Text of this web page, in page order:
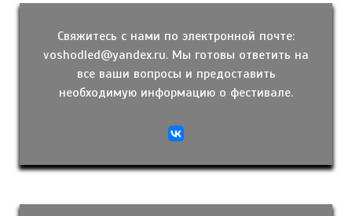
Свяжитесь с нами по электронной почте:
voshodled@yandex.ru. Мы готовы ответить на
все ваши вопросы и предоставить
необходимую информацию о фестивале.